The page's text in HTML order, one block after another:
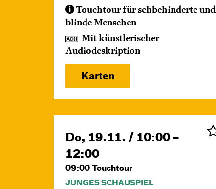
Touchtour für sehbehinderte und
blinde Menschen
Mit künstlerischer
Audiodeskription
Karten
Do, 19.11. / 10:00 –
12:00
09:00 Touchtour
JUNGES SCHAUSPIEL